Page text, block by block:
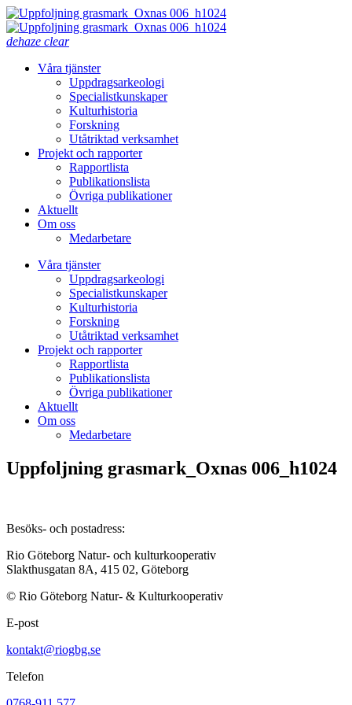
dehaze clear
Våra tjänster
Uppdragsarkeologi
Specialistkunskaper
Kulturhistoria
Forskning
Utåtriktad verksamhet
Projekt och rapporter
Rapportlista
Publikationslista
Övriga publikationer
Aktuellt
Om oss
Medarbetare
Våra tjänster
Uppdragsarkeologi
Specialistkunskaper
Kulturhistoria
Forskning
Utåtriktad verksamhet
Projekt och rapporter
Rapportlista
Publikationslista
Övriga publikationer
Aktuellt
Om oss
Medarbetare
Uppfoljning grasmark_Oxnas 006_h1024
Besöks- och postadress:
Rio Göteborg Natur- och kulturkooperativ
Slakthusgatan 8A, 415 02, Göteborg
© Rio Göteborg Natur- & Kulturkooperativ
E-post
kontakt@riogbg.se
Telefon